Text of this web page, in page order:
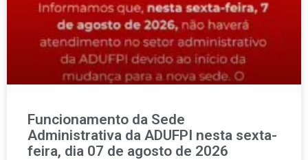
Funcionamento da Sede
Administrativa da ADUFPI nesta sexta-
feira, dia 07 de agosto de 2026